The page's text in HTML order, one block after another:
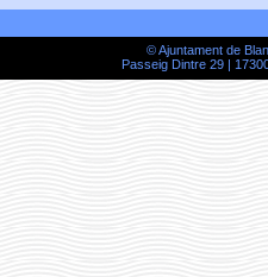
© Ajuntament de
Passeig Dintre 29 |